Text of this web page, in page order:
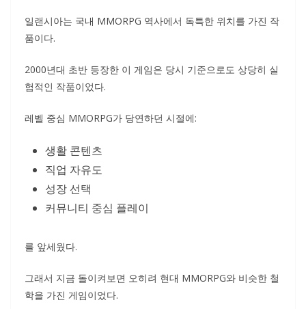
일랜시아는 국내 MMORPG 역사에서 독특한 위치를 가진 작
품이다.
2000년대 초반 등장한 이 게임은 당시 기준으로도 상당히 실
험적인 작품이었다.
레벨 중심 MMORPG가 당연하던 시절에:
생활 콘텐츠
직업 자유도
성장 선택
커뮤니티 중심 플레이
를 앞세웠다.
그래서 지금 돌이켜보면 오히려 현대 MMORPG와 비슷한 철
학을 가진 게임이었다.